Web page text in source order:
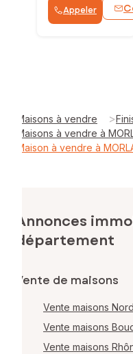
Appeler
Maisons à vendre >
Maisons à vendre à
Maison à vendre à
Annonces
département
Vente de maisons
Vente maisons
Vente maisons
Vente maisons